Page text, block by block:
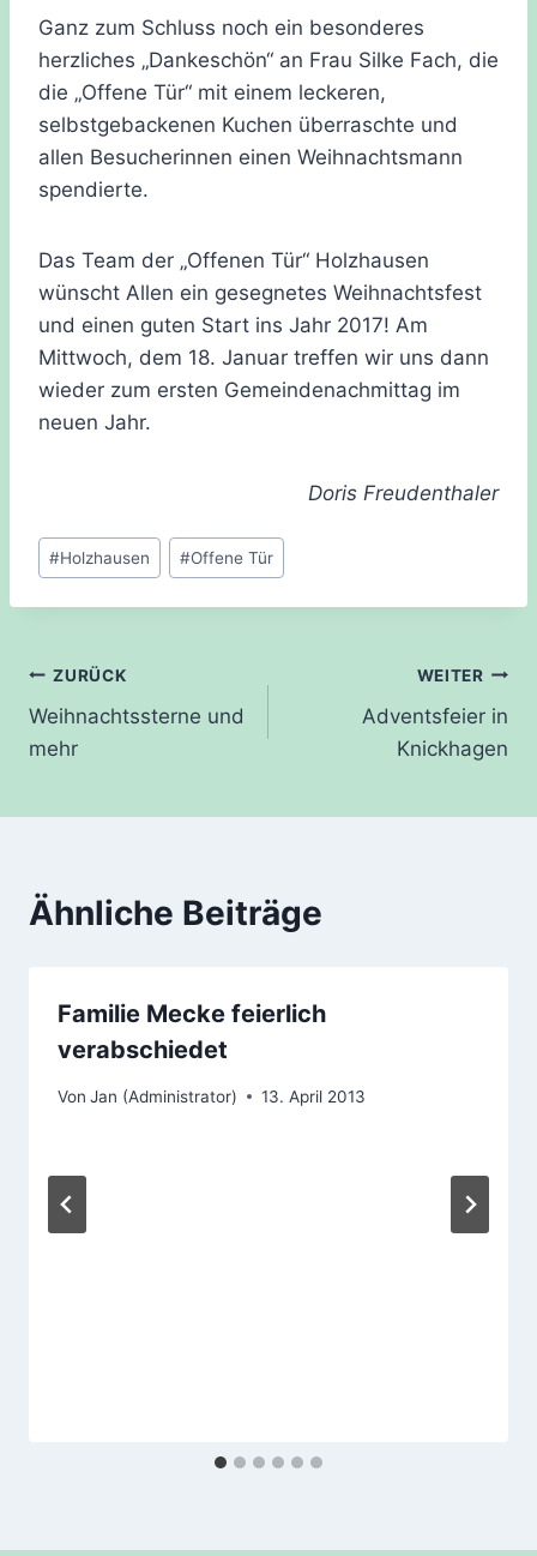
Ganz zum Schluss noch ein besonderes
herzliches „Dankeschön“ an Frau Silke Fach, die
die „Offene Tür“ mit einem leckeren,
selbstgebackenen Kuchen überraschte und
allen Besucherinnen einen Weihnachtsmann
spendierte.
Das Team der „Offenen Tür“ Holzhausen
wünscht Allen ein gesegnetes Weihnachtsfest
und einen guten Start ins Jahr 2017! Am
Mittwoch, dem 18. Januar treffen wir uns dann
wieder zum ersten Gemeindenachmittag im
neuen Jahr.
Doris Freudenthaler
Schlagworte:
#Holzhausen #Offene Tür
Beitragsnavigation
ZURÜCK
Weihnachtssterne und
mehr
WEITER
Adventsfeier in
Knickhagen
Ähnliche Beiträge
Familie Mecke feierlich
verabschiedet
Von Jan (Administrator) 13. April 2013